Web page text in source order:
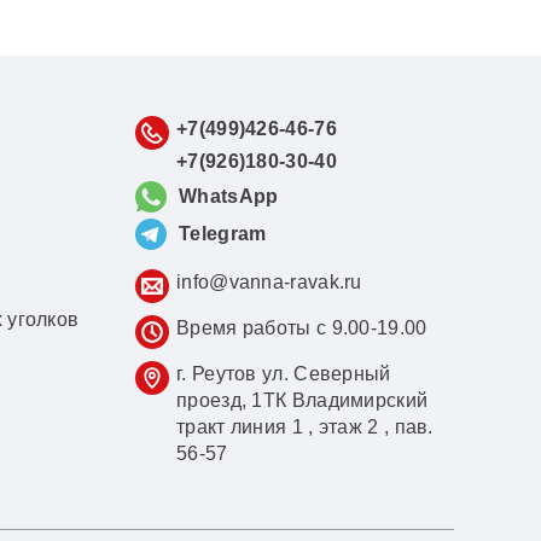
+7(499)426-46-76
+7(926)180-30-40
WhatsApp
Telegram
info@vanna-ravak.ru
Время работы с 9.00-19.00
г. Реутов ул. Северный
проезд, 1ТК Владимирский
тракт линия 1 , этаж 2 , пав.
56-57